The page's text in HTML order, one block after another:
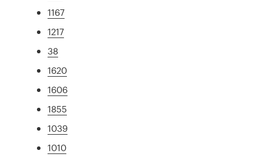
1167
1217
38
1620
1606
1855
1039
1010